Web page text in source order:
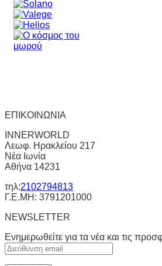
ΕΠΙΚΟΙΝΩΝΙΑ
INNERWORLD
Λεωφ. Ηρακλείου 217
Νέα Ιωνία
Αθήνα 14231
τηλ:2102794813
Γ.Ε.ΜΗ: 3791201000
NEWSLETTER
Ενημερωθείτε για τα νέα και τις